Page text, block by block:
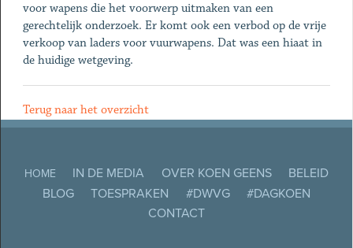
voor wapens die het voorwerp uitmaken van een
gerechtelijk onderzoek. Er komt ook een verbod op de vrije
verkoop van laders voor vuurwapens. Dat was een hiaat in
de huidige wetgeving.
Terug naar het overzicht
HOME IN DE MEDIA OVER KOEN GEENS
BELEID
BLOG
TOESPRAKEN #DWVG
#DAGKOEN
CONTACT